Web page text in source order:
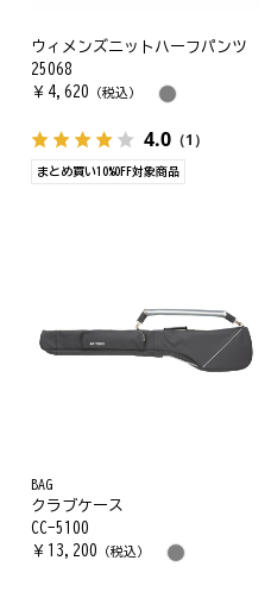
ウィメンズニットハーフパンツ
25068
￥ 4,620 （税込）
4.0 （1）
まとめ買い10%OFF対象商品
BAG
クラブケース
CC-5100
￥ 13,200 （税込）